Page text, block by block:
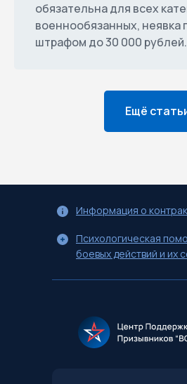
обязательна для всех
военнообязанных, неявка
штрафом до 30 000 рублей.
Ещё
Информация о
Психологическая
боевых действий и их